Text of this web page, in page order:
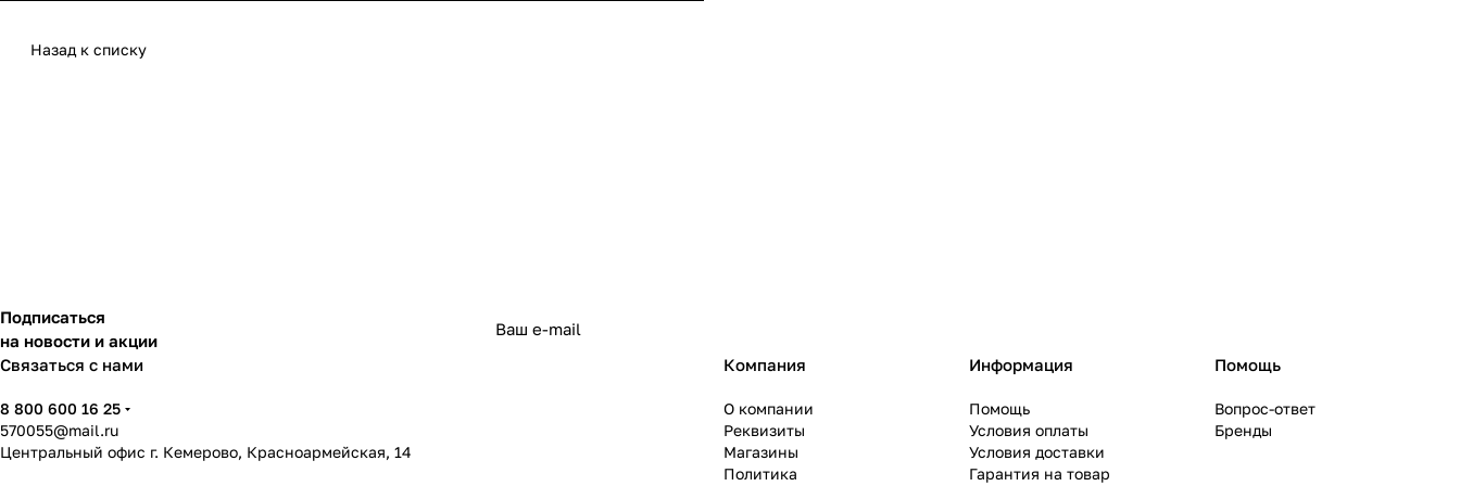
Назад к списку
Подписаться
на новости и акции
Связаться с нами
8 800 600 16 25
570055@mail.ru
Центральный офис г. Кемерово, Красноармейская, 14
Компания
О компании
Реквизиты
Магазины
Политика
Информация
Помощь
Условия оплаты
Условия доставки
Гарантия на товар
Помощь
Вопрос-ответ
Бренды